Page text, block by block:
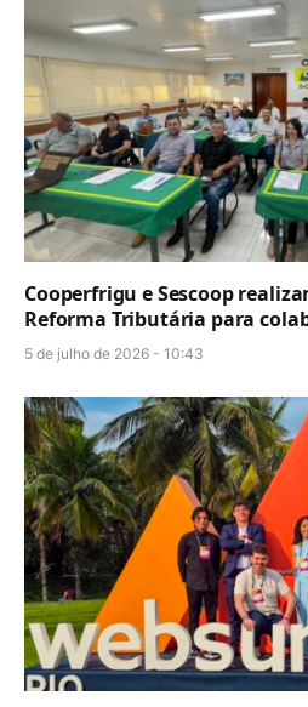
Cooperfrigu e Sescoop
Reforma Tributária para
5 de julho de 2026 - 10:43